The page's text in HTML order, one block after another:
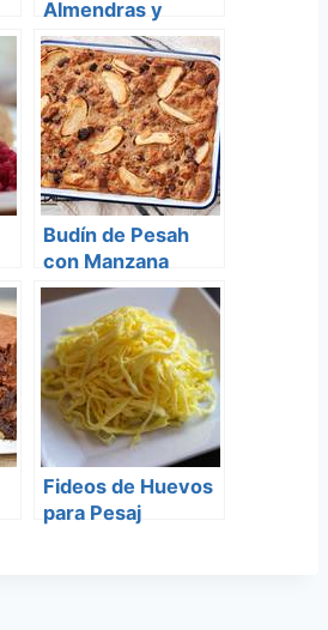
Almendras y
Chocolate (Brittle)
Budín de Pesah
con Manzana
Fideos de Huevos
para Pesaj